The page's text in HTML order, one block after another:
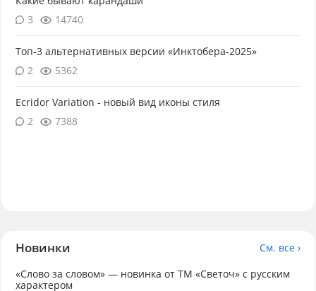
3
14740
Топ-3 альтернативных версии «Инктобера-2025»
2
5362
Ecridor Variation - новый вид иконы стиля
2
7388
Новинки
См. все ›
«Слово за словом» — новинка от ТМ «Светоч» с русским
характером